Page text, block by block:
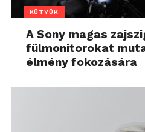
KÜTYÜK
A Sony magas
fülmonitorokat
élmény fokozására